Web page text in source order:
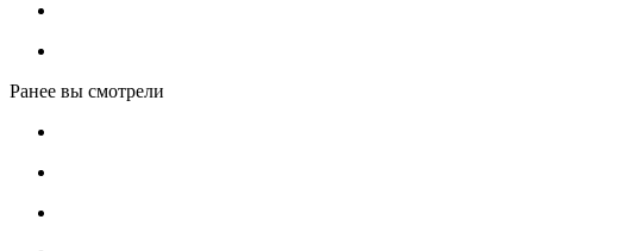
Ранее вы смотрели